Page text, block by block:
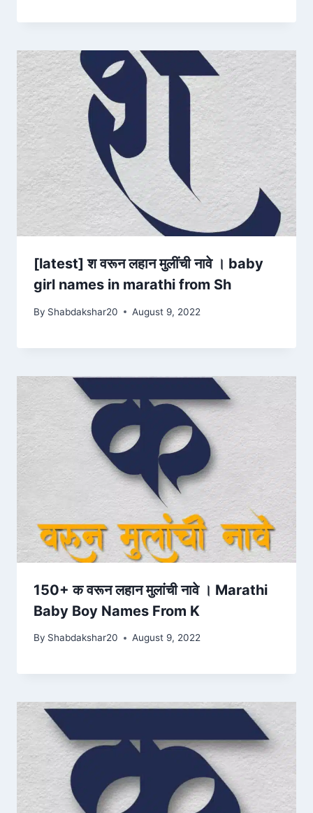
[latest] श वरून लहान मुलींची नावे । baby
girl names in marathi from Sh
By Shabdakshar20 August 9, 2022
150+ क वरून लहान मुलांची नावे । Marathi
Baby Boy Names From K
By Shabdakshar20 August 9, 2022